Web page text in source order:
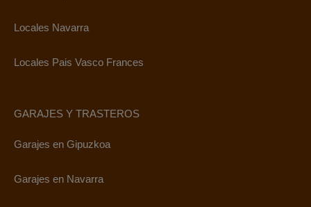
Locales Navarra
Locales Pais Vasco Frances
GARAJES Y TRASTEROS
Garajes en Gipuzkoa
Garajes en Navarra